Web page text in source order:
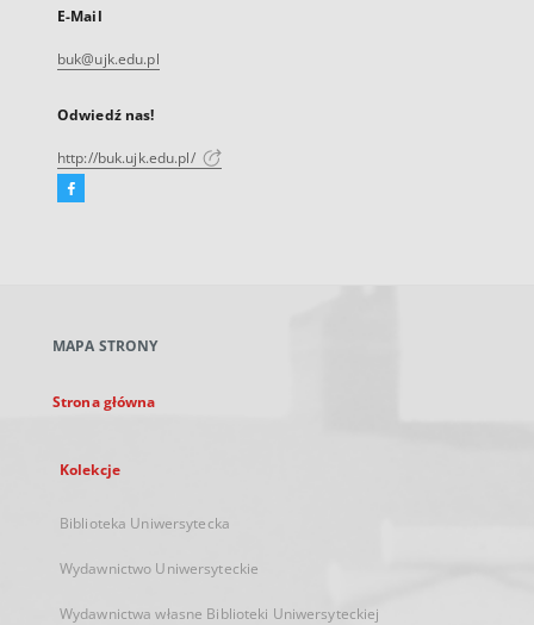
E-Mail
buk@ujk.edu.pl
Odwiedź nas!
http://buk.ujk.edu.pl/
Facebook
karcie
MAPA STRONY
Strona główna
Kolekcje
Biblioteka Uniwersytecka
Wydawnictwo Uniwersyteckie
Wydawnictwa własne Biblioteki Uniwersyteckiej